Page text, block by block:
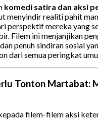
komedi satira dan aksi
menyindir realiti pahit
perspektif mereka yang
Filem ini menjanjikan
penuh sindiran sosial
dari semua peringkat
Tonton Martabat:
filem-filem aksi